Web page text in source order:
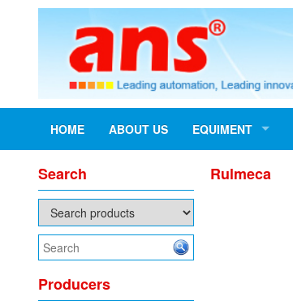
HOME ABOUT US EQUIMENT
Search
Producers
Rulmeca